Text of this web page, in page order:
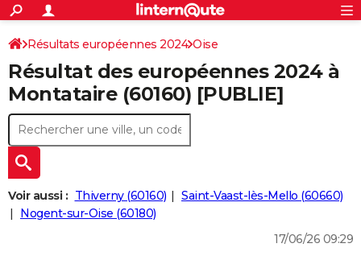
ACTUALITÉS
Politique
Société
Faits Divers
Education
Monde
Villes
+
SPORT
Coupe du monde 2026
Football
Tennis
Cyclisme
Rugby
Forum
Programme TV
TNT
Streaming
Cinéma
Sorties cinéma
Musique
+
FINANCE
Retraite
Impôts
Epargne
Immobilier
Risques naturels par ville
Banque
Assurance
Crédit
AUTO
Essais
Réserver un essai
Citadines
Berlines
SUV
Forum auto
+
HIGH-TECH
Mobiles
Meilleur smartphone
Internet
Ordinateurs
Jeux vidéo
Guide high-tech
BRICOLAGE
S'inscrire
Connexion
Résultats européennes 2024 Oise
Résultat des européennes 2024 à
Montataire (60160) [PUBLIE]
Voir aussi : Thiverny (60160)
Saint-Vaast-lès-Mello (60660)
Nogent-sur-Oise (60180)
17/06/26 09:29